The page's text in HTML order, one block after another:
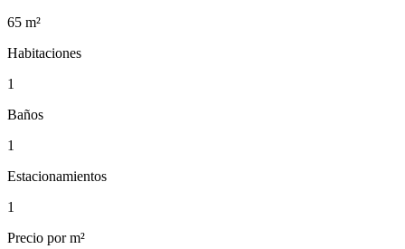
65 m²
Habitaciones
1
Baños
1
Estacionamientos
1
Precio por m²